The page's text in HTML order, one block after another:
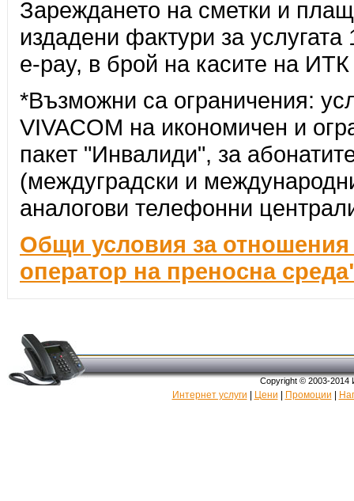
Зареждането на сметки и
издадени фактури за
e-pay, в брой на касите на
*Възможни са ограничения:
VIVACOM на икономичен и
пакет "Инвалиди", за
(междуградски и
аналогови телефонни
Общи условия за отношения
оператор на преносна
Copyright © 2003-2014
Интернет услуги Цени Промоции